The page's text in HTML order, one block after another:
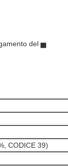
del ▅
CODICE 39)